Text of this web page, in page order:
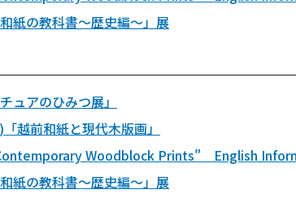
紙の教科書～歴史編～」展
ュアのひみつ展」
越前和紙と現代木版画」
Woodblock Prints" English
紙の教科書～歴史編～」展